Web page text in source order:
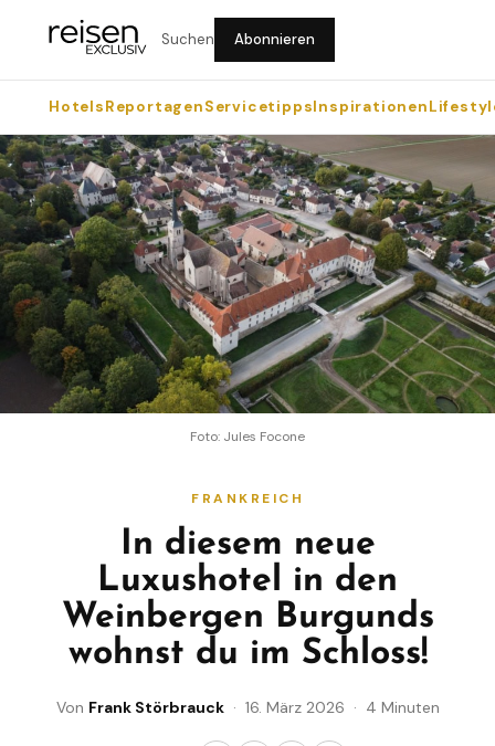
Suchen Abonnieren
HotelsReportagenServicetippsInspirationen
Foto: Jules Focone
FRANKREICH
In diesem neue
Luxushotel in den
Weinbergen Burgunds
wohnst du im Schloss!
Von Frank Störbrauck· 16. März 2026 · 4 Minuten